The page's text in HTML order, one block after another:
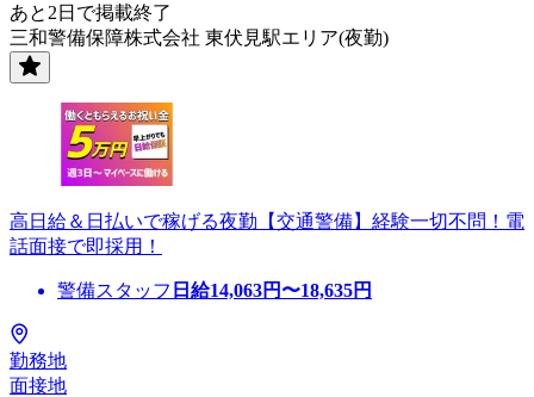
あと2日で掲載終了
三和警備保障株式会社 東伏見駅エリア(夜勤)
高日給＆日払いで稼げる夜勤【交通警備】経験一切不問！電
話面接で即採用！
警備スタッフ 日給14,063円〜18,635円
勤務地
面接地